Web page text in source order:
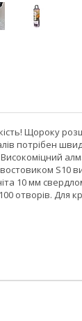
Щороку
потрібен
S10
10 мм
отворів.